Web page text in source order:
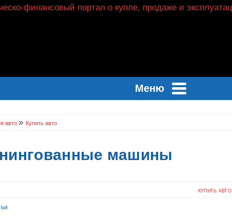
Меню
авто » Купить авто
машины
КУПИТЬ АВТО